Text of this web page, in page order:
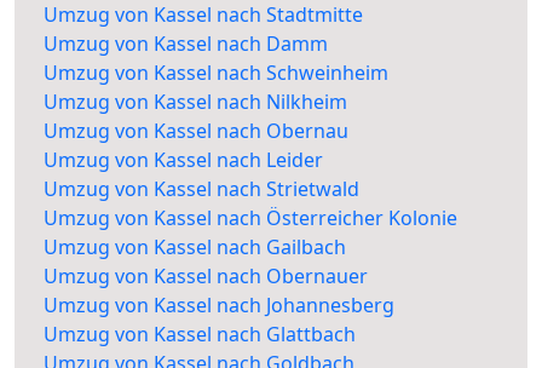
Umzug von Kassel nach Stadtmitte
Umzug von Kassel nach Damm
Umzug von Kassel nach Schweinheim
Umzug von Kassel nach Nilkheim
Umzug von Kassel nach Obernau
Umzug von Kassel nach Leider
Umzug von Kassel nach Strietwald
Umzug von Kassel nach Österreicher Kolonie
Umzug von Kassel nach Gailbach
Umzug von Kassel nach Obernauer
Umzug von Kassel nach Johannesberg
Umzug von Kassel nach Glattbach